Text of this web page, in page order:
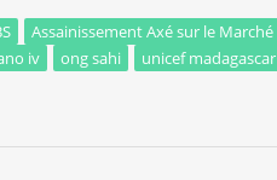
Assainissement Axé sur le Marché
iv ong sahi unicef madagascar